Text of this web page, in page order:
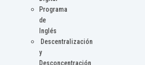
Programa
de
Inglés
Descentralización
y
Desconcentración